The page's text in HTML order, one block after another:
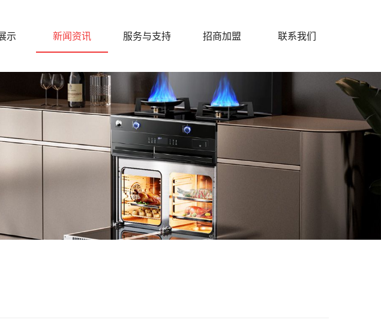
示 新闻资讯 服务与支持 招商加盟 联系我们